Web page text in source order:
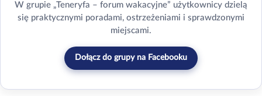
W grupie „Teneryfa – forum wakacyjne” użytkownicy dzielą
się praktycznymi poradami, ostrzeżeniami i sprawdzonymi
miejscami.
Dołącz do grupy na Facebooku